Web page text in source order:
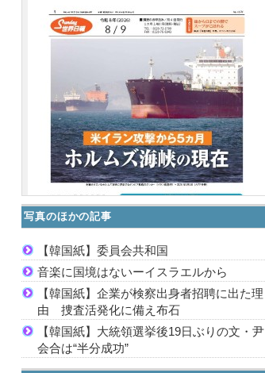
写真のほかの記事
【韓国紙】委員会共和国
音楽に国境はないーイスラエルから
【韓国紙】企業が検察出身者招聘に出た理
由 捜査活発化に備え布石
【韓国紙】大統領選挙後19日ぶりの文・尹
会合は“半分成功”